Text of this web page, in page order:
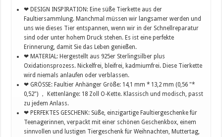
❤ DESIGN INSPIRATION: Eine süße Tierkette aus der
Faultiersammlung. Manchmal müssen wir langsamer werden und
uns wie dieses Tier entspannen, wenn wir in der Schnellreparatur
sind oder unter hohem Druck stehen. Es ist eine perfekte
Erinnerung, damit Sie das Leben genießen.
❤ MATERIAL: Hergestellt aus 925er Sterlingsilber plus
Oxidationsprozess. Nickelfrei, bleifrei, kadmiumfrei. Diese Tierkette
wird niemals anlaufen oder verblassen.
❤ GRÖSSE: Faultier Anhänger Größe: 14,1 mm * 13,2 mm (0,56 "*
0,52") ， Kettenlänge: 18 Zoll O-Kette. Klassisch und modisch, passt
zu jedem Anlass.
❤ PERFEKTES GESCHENK: Süße, einzigartige Faultiergeschenke für
Teenagerinnen, verpackt mit einer schönen Geschenkbox, einem
sinnvollen und lustigen Tiergeschenk für Weihnachten, Muttertag,